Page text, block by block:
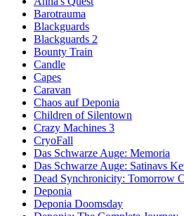
Barotrauma
Blackguards
Blackguards 2
Bounty Train
Candle
Capes
Caravan
Chaos auf Deponia
Children of Silentown
Crazy Machines 3
CryoFall
Das Schwarze Auge: Memoria
Das Schwarze Auge: Satinavs
Dead Synchronicity: Tomorrow
Deponia
Deponia Doomsday